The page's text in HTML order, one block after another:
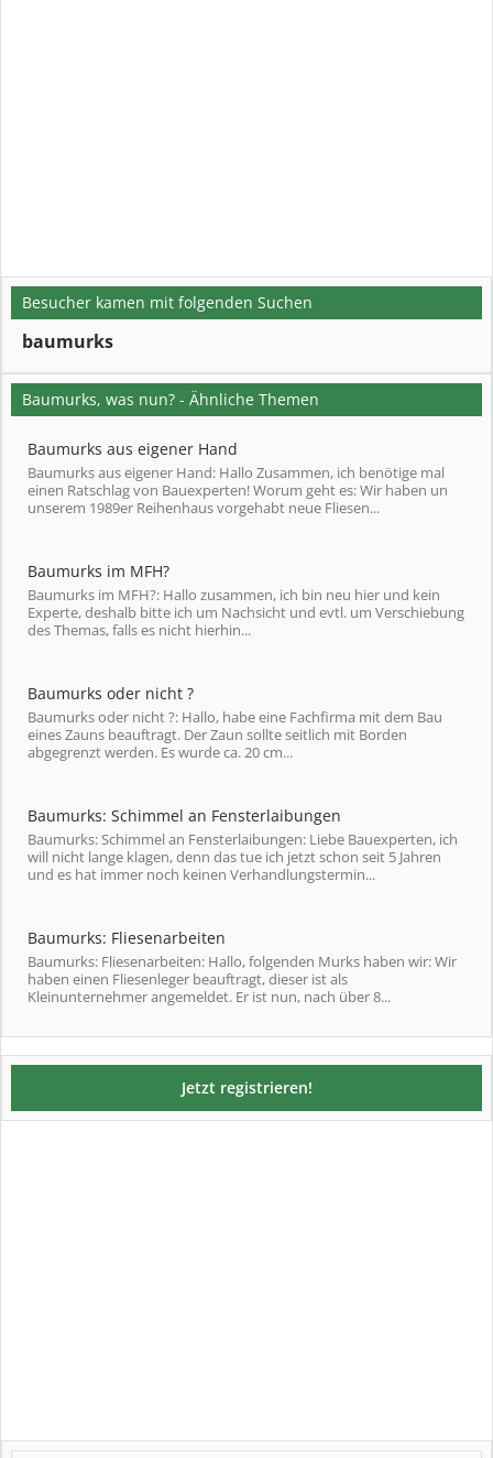
Besucher kamen mit folgenden Suchen
baumurks
Baumurks, was nun? - Ähnliche Themen
Baumurks aus eigener Hand
Baumurks aus eigener Hand: Hallo Zusammen, ich benötige mal
einen Ratschlag von Bauexperten! Worum geht es: Wir haben un
unserem 1989er Reihenhaus vorgehabt neue Fliesen...
Baumurks im MFH?
Baumurks im MFH?: Hallo zusammen, ich bin neu hier und kein
Experte, deshalb bitte ich um Nachsicht und evtl. um Verschiebung
des Themas, falls es nicht hierhin...
Baumurks oder nicht ?
Baumurks oder nicht ?: Hallo, habe eine Fachfirma mit dem Bau
eines Zauns beauftragt. Der Zaun sollte seitlich mit Borden
abgegrenzt werden. Es wurde ca. 20 cm...
Baumurks: Schimmel an Fensterlaibungen
Baumurks: Schimmel an Fensterlaibungen: Liebe Bauexperten, ich
will nicht lange klagen, denn das tue ich jetzt schon seit 5 Jahren
und es hat immer noch keinen Verhandlungstermin...
Baumurks: Fliesenarbeiten
Baumurks: Fliesenarbeiten: Hallo, folgenden Murks haben wir: Wir
haben einen Fliesenleger beauftragt, dieser ist als
Kleinunternehmer angemeldet. Er ist nun, nach über 8...
Jetzt registrieren!